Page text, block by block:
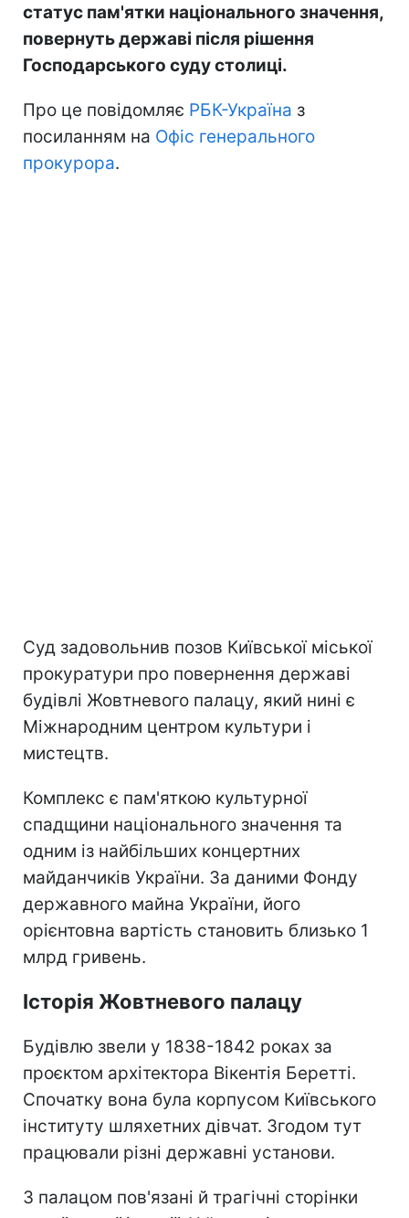
статус пам'ятки національного значення,
повернуть державі після рішення
Господарського суду столиці.
Про це повідомляє РБК-Україна з
посиланням на Офіс генерального
прокурора.
Суд задовольнив позов Київської міської
прокуратури про повернення державі
будівлі Жовтневого палацу, який нині є
Міжнародним центром культури і
мистецтв.
Комплекс є пам'яткою культурної
спадщини національного значення та
одним із найбільших концертних
майданчиків України. За даними Фонду
державного майна України, його
орієнтовна вартість становить близько 1
млрд гривень.
Історія Жовтневого палацу
Будівлю звели у 1838-1842 роках за
проєктом архітектора Вікентія Беретті.
Спочатку вона була корпусом Київського
інституту шляхетних дівчат. Згодом тут
працювали різні державні установи.
З палацом пов'язані й трагічні сторінки